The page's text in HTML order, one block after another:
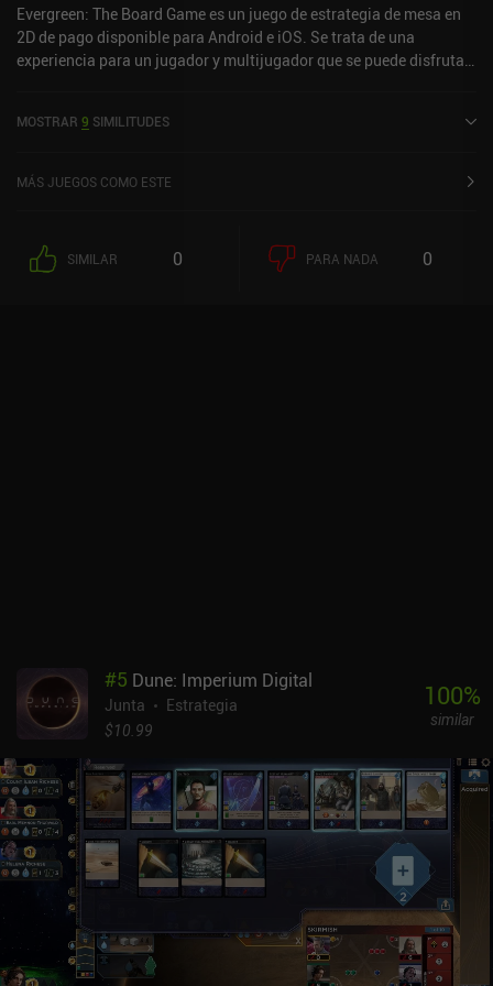
Evergreen: The Board Game es un juego de estrategia de mesa en
2D de pago disponible para Android e iOS. Se trata de una
experiencia para un jugador y multijugador que se puede disfrutar
con una valoración de 4,3 sobre 5,0 en Google Play y de 4,6 sobre
MOSTRAR 9 SIMILITUDES
MÁS JUEGOS COMO ESTE
SIMILAR 0 PARA NADA 0
#5 Dune: Imperium Digital
Junta
Estrategia
$10.99
100%
similar